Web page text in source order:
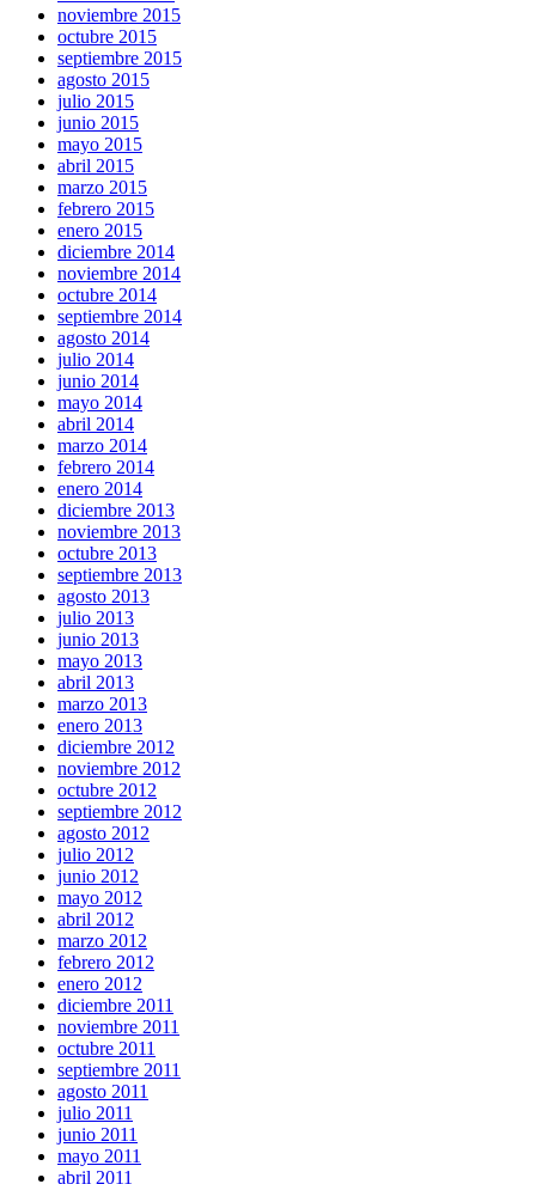
noviembre 2015
octubre 2015
septiembre 2015
agosto 2015
julio 2015
junio 2015
mayo 2015
abril 2015
marzo 2015
febrero 2015
enero 2015
diciembre 2014
noviembre 2014
octubre 2014
septiembre 2014
agosto 2014
julio 2014
junio 2014
mayo 2014
abril 2014
marzo 2014
febrero 2014
enero 2014
diciembre 2013
noviembre 2013
octubre 2013
septiembre 2013
agosto 2013
julio 2013
junio 2013
mayo 2013
abril 2013
marzo 2013
enero 2013
diciembre 2012
noviembre 2012
octubre 2012
septiembre 2012
agosto 2012
julio 2012
junio 2012
mayo 2012
abril 2012
marzo 2012
febrero 2012
enero 2012
diciembre 2011
noviembre 2011
octubre 2011
septiembre 2011
agosto 2011
julio 2011
junio 2011
mayo 2011
abril 2011